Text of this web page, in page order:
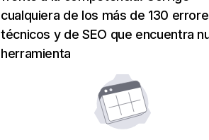
cualquiera de los más de 130
técnicos y de SEO que encuentra
herramienta